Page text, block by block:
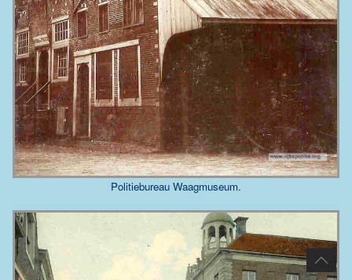
Politiebureau Waagmuseum.